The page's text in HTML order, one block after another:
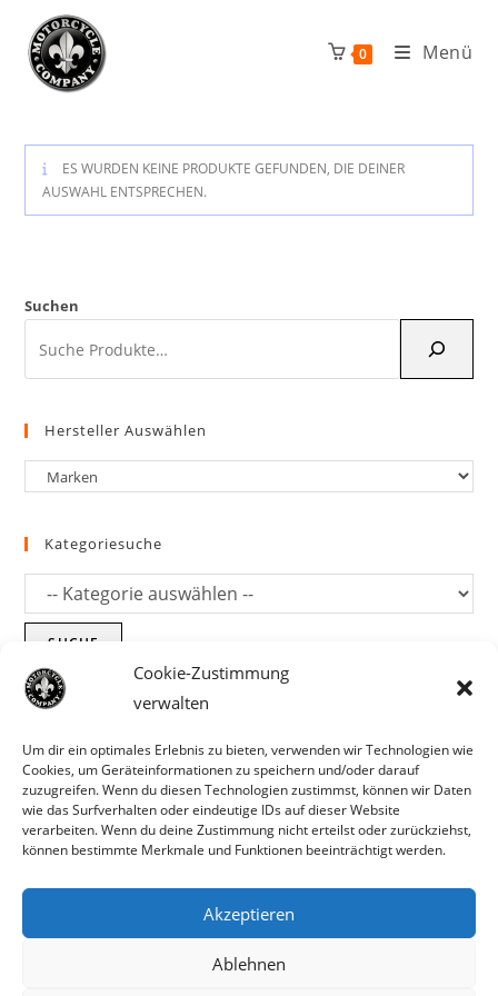
Cookie-Zustimmung
verwalten
Um dir ein optimales Erlebnis zu bieten, verwenden wir Technologien wie
Cookies, um Geräteinformationen zu speichern und/oder darauf
zuzugreifen. Wenn du diesen Technologien zustimmst, können wir Daten
wie das Surfverhalten oder eindeutige IDs auf dieser Website
verarbeiten. Wenn du deine Zustimmung nicht erteilst oder zurückziehst,
können bestimmte Merkmale und Funktionen beeinträchtigt werden.
Akzeptieren
Ablehnen
Parts für Harley Davidson, Indian und
Inhalt
springen
0 Menü
ES WURDEN KEINE PRODUKTE GEFUNDEN, DIE DEINER
AUSWAHL ENTSPRECHEN.
Suchen
Hersteller Auswählen
Kategoriesuche
SUCHE